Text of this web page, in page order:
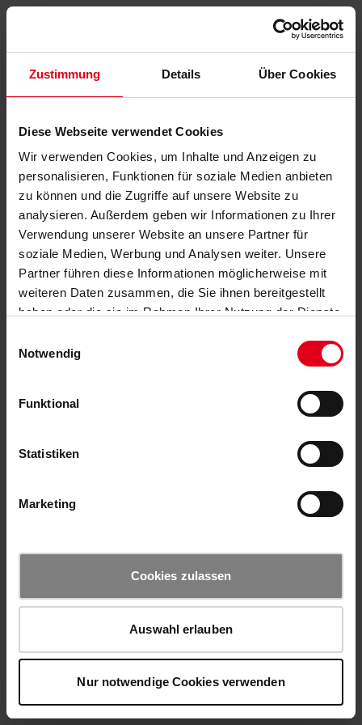
Zustimmung Details Über Cookies
Diese Webseite verwendet Cookies
Wir verwenden Cookies, um Inhalte und Anzeigen zu
personalisieren, Funktionen für soziale Medien anbieten
zu können und die Zugriffe auf unsere Website zu
analysieren. Außerdem geben wir Informationen zu Ihrer
Verwendung unserer Website an unsere Partner für
soziale Medien, Werbung und Analysen weiter. Unsere
Partner führen diese Informationen möglicherweise mit
weiteren Daten zusammen, die Sie ihnen bereitgestellt
haben oder die sie im Rahmen Ihrer Nutzung der Dienste
Notwendig
Funktional
Statistiken
Marketing
Cookies zulassen
Auswahl erlauben
Nur notwendige Cookies verwenden